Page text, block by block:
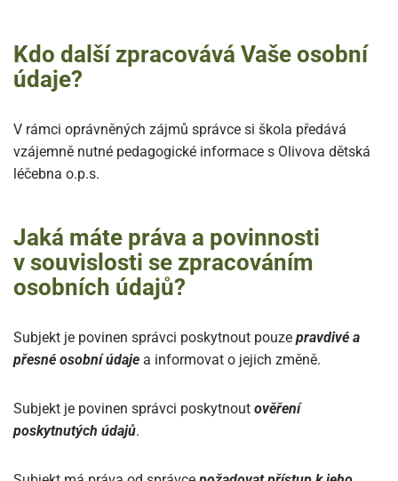
Kdo další zpracovává Vaše osobní
údaje?
V rámci oprávněných zájmů správce si škola předává
vzájemně nutné pedagogické informace s Olivova dětská
léčebna o.p.s.
Jaká máte práva a povinnosti
v souvislosti se zpracováním
osobních údajů?
Subjekt je povinen správci poskytnout pouze pravdivé a
přesné osobní údaje a informovat o jejich změně.
Subjekt je povinen správci poskytnout ověření
poskytnutých údajů.